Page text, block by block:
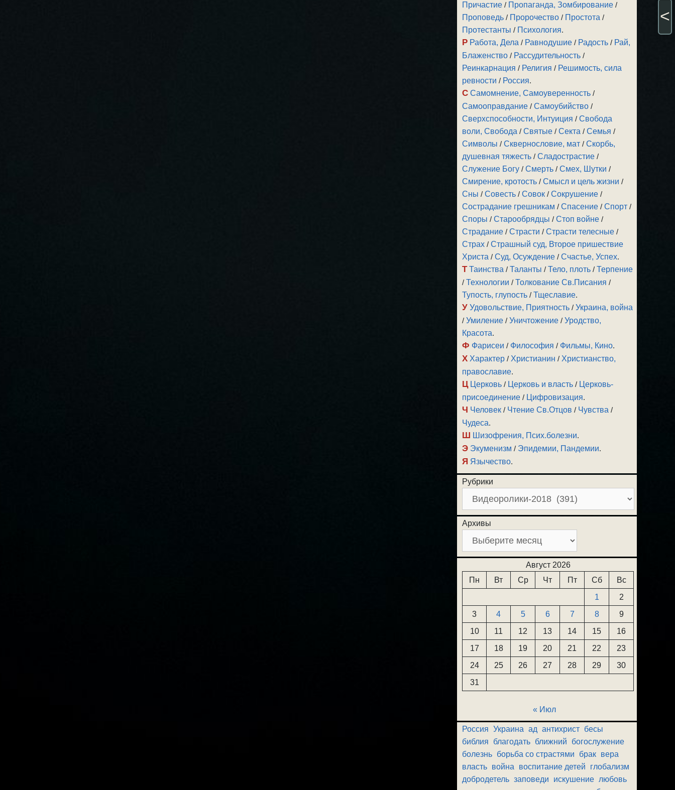
Причастие / Пропаганда, Зомбирование /
Проповедь / Пророчество / Простота /
Протестанты / Психология.
Р Работа, Дела / Равнодушие / Радость / Рай,
Блаженство / Рассудительность /
Реинкарнация / Религия / Решимость, сила
ревности / Россия.
С Самомнение, Самоуверенность /
Самооправдание /Самоубийство /
Сверхспособности, Интуиция /Свобода
воли, Свобода /Святые /Секта /Семья /
Символы /Сквернословие, мат /Скорбь,
душевная тяжесть /Сладострастие /
Служение Богу /Смерть /Смех, Шутки /
Смирение, кротость /Смысл и цель жизни /
Сны /Совесть /Совок /Сокрушение /
Сострадание грешникам /Спасение /Спорт /
Споры /Старообрядцы /Стоп войне /
Страдание /Страсти /Страсти телесные /
Страх /Страшный суд, Второе пришествие
Христа /Суд, Осуждение /Счастье, Успех.
Т Таинства /Таланты /Тело, плоть /Терпение
/Технологии /Толкование Св.Писания /
Тупость, глупость /Тщеславие.
У Удовольствие, Приятность /Украина, война
/Умиление /Уничтожение /Уродство,
Красота.
Ф Фарисеи / Философия / Фильмы, Кино.
Х Характер / Христианин / Христианство,
православие.
Ц Церковь / Церковь и власть / Церковь-
присоединение / Цифровизация.
Ч Человек / Чтение Св.Отцов / Чувства /
Чудеса.
Ш Шизофрения, Псих.болезни.
Э Экуменизм / Эпидемии, Пандемии.
Я Язычество.
Рубрики
Архивы
Август 2026
Пн
Вт Ср Чт Пт Сб
Вс
1
2
3
4 5 6 7 8
9
10
11 12 13 14 15
16
17
18 19 20 21 22
23
24
25 26 27 28 29
30
31
« Июл
Россия Украина ад антихрист бесы
библия
благодать ближний
богослужение
болезнь борьба со страстями брак вера
власть война воспитание детей
глобализм
добродетель заповеди искушение любовь
<